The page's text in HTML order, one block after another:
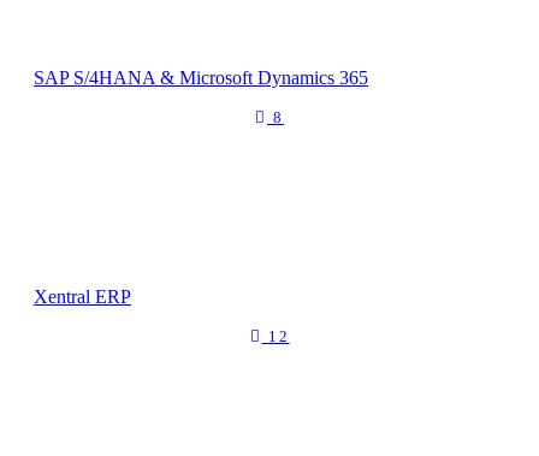
SAP S/4HANA & Microsoft Dynamics 365
8
Xentral ERP
12